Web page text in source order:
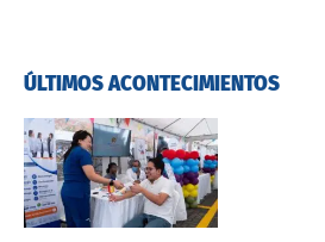
ÚLTIMOS ACONTECIMIENTOS